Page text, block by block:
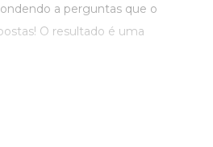
a perguntas que o
O resultado é uma